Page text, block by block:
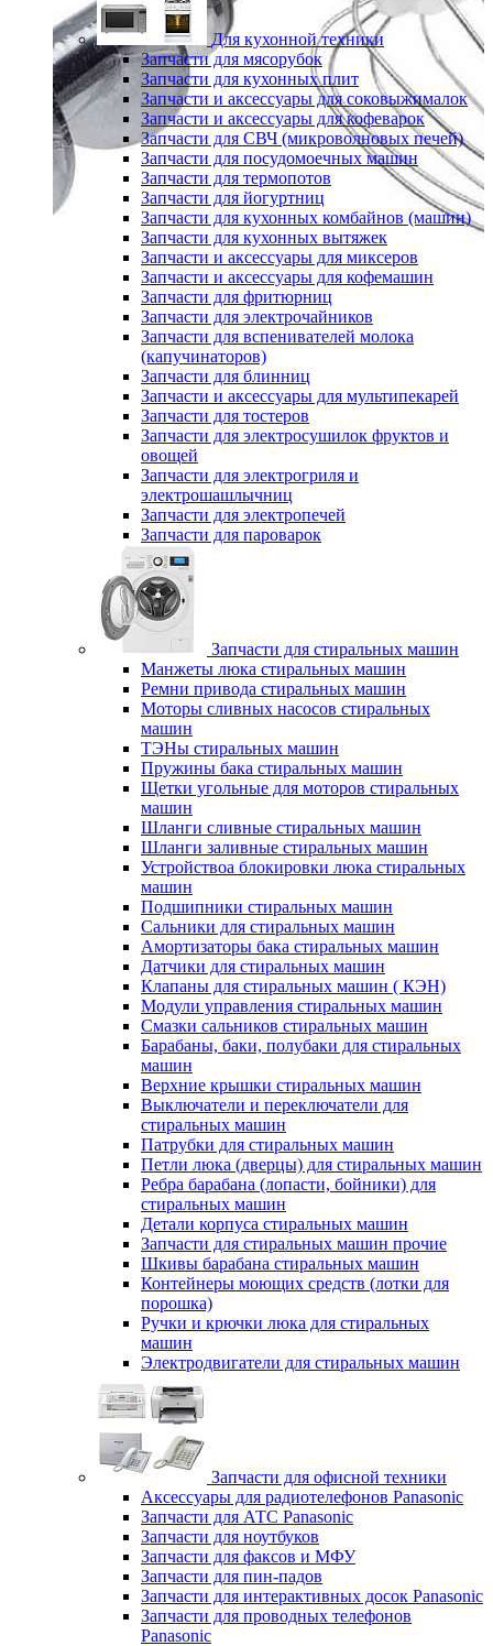
Для кухонной техники
Запчасти для мясорубок
Запчасти для кухонных плит
Запчасти и аксессуары для соковыжималок
Запчасти и аксессуары для кофеварок
Запчасти для СВЧ (микроволновых печей)
Запчасти для посудомоечных машин
Запчасти для термопотов
Запчасти для йогуртниц
Запчасти для кухонных комбайнов (машин)
Запчасти для кухонных вытяжек
Запчасти и аксессуары для миксеров
Запчасти и аксессуары для кофемашин
Запчасти для фритюрниц
Запчасти для электрочайников
Запчасти для вспенивателей молока
(капучинаторов)
Запчасти для блинниц
Запчасти и аксессуары для мультипекарей
Запчасти для тостеров
Запчасти для электросушилок фруктов и
овощей
Запчасти для электрогриля и
электрошашлычниц
Запчасти для электропечей
Запчасти для пароварок
Запчасти для стиральных машин
Манжеты люка стиральных машин
Ремни привода стиральных машин
Моторы сливных насосов стиральных
машин
ТЭНы стиральных машин
Пружины бака стиральных машин
Щетки угольные для моторов стиральных
машин
Шланги сливные стиральных машин
Шланги заливные стиральных машин
Устройствоа блокировки люка стиральных
машин
Подшипники стиральных машин
Сальники для стиральных машин
Амортизаторы бака стиральных машин
Датчики для стиральных машин
Клапаны для стиральных машин ( КЭН)
Модули управления стиральных машин
Смазки сальников стиральных машин
Барабаны, баки, полубаки для стиральных
машин
Верхние крышки стиральных машин
Выключатели и переключатели для
стиральных машин
Патрубки для стиральных машин
Петли люка (дверцы) для стиральных машин
Ребра барабана (лопасти, бойники) для
стиральных машин
Детали корпуса стиральных машин
Запчасти для стиральных машин прочие
Шкивы барабана стиральных машин
Контейнеры моющих средств (лотки для
порошка)
Ручки и крючки люка для стиральных
машин
Электродвигатели для стиральных машин
Запчасти для офисной техники
Аксессуары для радиотелефонов Panasonic
Запчасти для АТС Panasonic
Запчасти для ноутбуков
Запчасти для факсов и МФУ
Запчасти для пин-падов
Запчасти для интерактивных досок Panasonic
Запчасти для проводных телефонов
Panasonic